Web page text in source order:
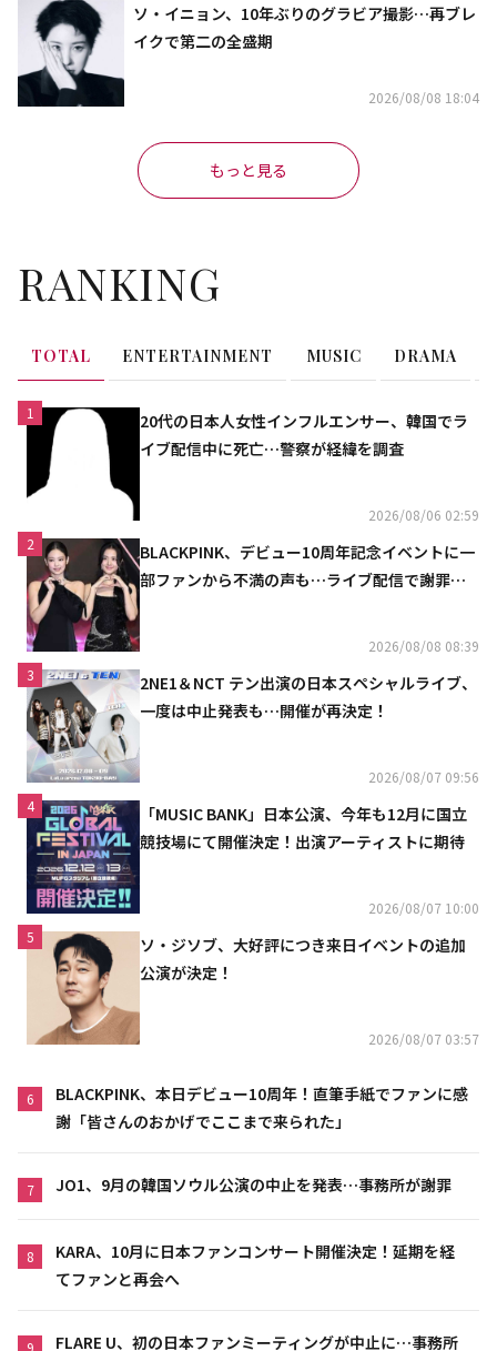
ソ・イニョン、10年ぶりのグラビア撮影…再ブレ
イクで第二の全盛期
2026/08/08 18:04
もっと見る
RANKING
TOTAL ENTERTAINMENT MUSIC DRAMA
1
20代の日本人女性インフルエンサー、韓国でラ
イブ配信中に死亡…警察が経緯を調査
2026/08/06 02:59
2
BLACKPINK、デビュー10周年記念イベントに一
部ファンから不満の声も…ライブ配信で謝罪
2026/08/08 08:39
3
2NE1＆NCT テン出演の日本スペシャルライブ、
一度は中止発表も…開催が再決定！
2026/08/07 09:56
4
「MUSIC BANK」日本公演、今年も12月に国立
競技場にて開催決定！出演アーティストに期待
2026/08/07 10:00
5
ソ・ジソブ、大好評につき来日イベントの追加
公演が決定！
2026/08/07 03:57
6
BLACKPINK、本日デビュー10周年！直筆手紙でファンに感
謝「皆さんのおかげでここまで来られた」
7 JO1、9月の韓国ソウル公演の中止を発表…事務所が謝罪
8
KARA、10月に日本ファンコンサート開催決定！延期を経
てファンと再会へ
FLARE U、初の日本ファンミーティングが中止に…事務所